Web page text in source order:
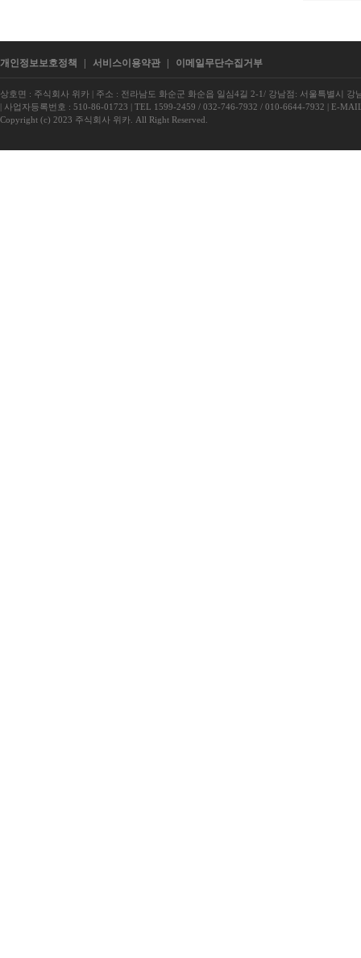
개인정보보호정책 서비스이용약관 이메일무단수집거부
상호면 : 주식회사 위카 | 주소 : 전라남도 화순군 화순읍 일심4길 2-1/ 강남점: 서울특별시 강
| 사업자등록번호 : 510-86-01723 | TEL 1599-2459 / 032-746-7932 / 010-6644-7932 | E-
Copyright (c) 2023 주식회사 위카. All Right Reserved.